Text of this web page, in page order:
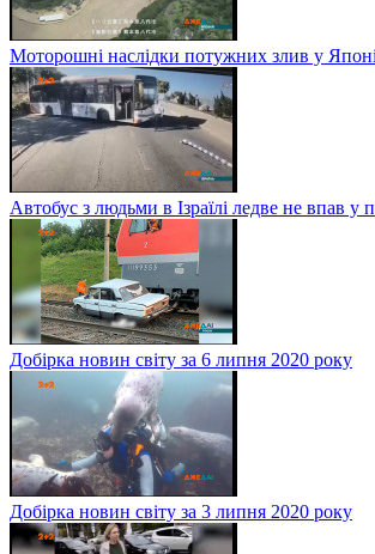
Моторошні наслідки потужних злив у
Автобус з людьми в Ізраїлі ледве не впав у
Добірка новин світу за 6 липня 2020 року
Добірка новин світу за 3 липня 2020 року